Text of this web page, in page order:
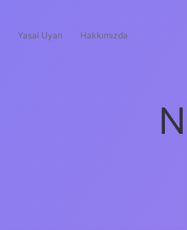
Yasal Uyarı Hakkımızda